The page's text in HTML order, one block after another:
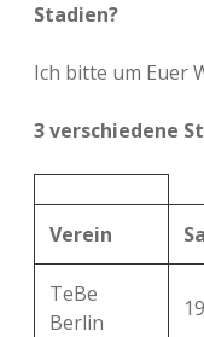
Stadien?
Ich bitte um Euer
3 verschiedene
Verein
TeBe
Berlin